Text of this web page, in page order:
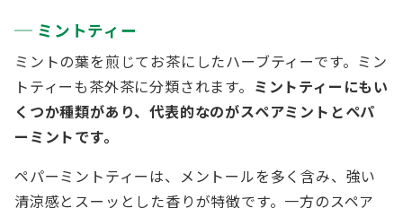
ミントティー
ミントの葉を煎じてお茶にしたハーブティーです。ミン
トティーも茶外茶に分類されます。 ミントティーにもい
くつか種類があり、代表的なのがスペアミントとペパ
ーミントです。
ペパーミントティーは、メントールを多く含み、強い
清涼感とスーッとした香りが特徴です。一方のスペア